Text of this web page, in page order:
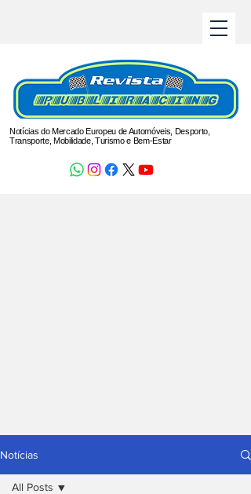
Notícias do Mercado Europeu de Automóveis, Desporto,
Transporte, Mobilidade, Turismo e Bem-Estar
Notícias
All Posts